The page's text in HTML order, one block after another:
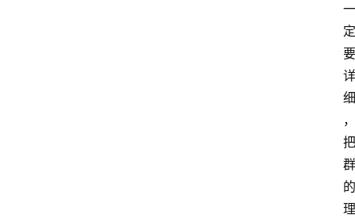
一
定
要
详
细
，
把
群
的
理